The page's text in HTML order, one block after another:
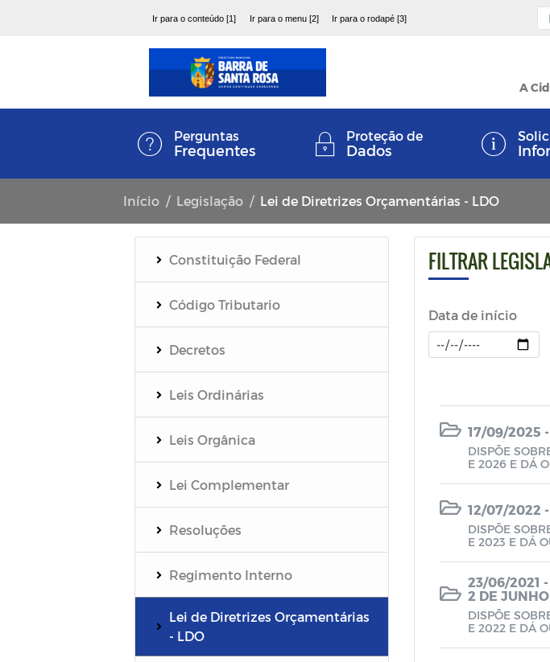
Ir para o conteúdo [1] Ir para o menu [2] Ir para o rodapé [3]
A
Perguntas
Frequentes
Proteção de
Dados
Início Legislação Lei de Diretrizes Orçamentárias - LDO
Constituição Federal
Código Tributario
Decretos
Leis Ordinárias
Leis Orgânica
Lei Complementar
Resoluções
Regimento Interno
Lei de Diretrizes Orçamentárias
- LDO
FILTRAR
Data de início
17/09/2025 -
DISPÕE
E 2026 E DÁ
12/07/2022 -
DISPÕE
E 2023 E DÁ
23/06/2021 -
2 DE
DISPÕE
E 2022 E DÁ